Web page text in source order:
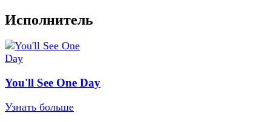
Исполнитель
You'll See One Day
Узнать больше